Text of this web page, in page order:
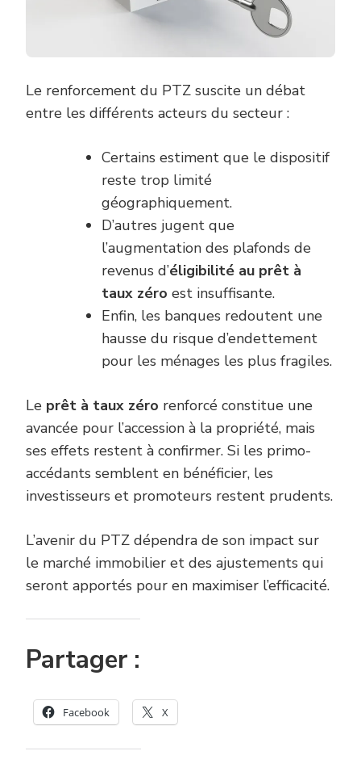
Le renforcement du PTZ suscite un débat
entre les différents acteurs du secteur :
Certains estiment que le dispositif
reste trop limité
géographiquement.
D’autres jugent que
l’augmentation des plafonds de
revenus d’éligibilité au prêt à
taux zéro est insuffisante.
Enfin, les banques redoutent une
hausse du risque d’endettement
pour les ménages les plus fragiles.
Le prêt à taux zéro renforcé constitue une
avancée pour l’accession à la propriété, mais
ses effets restent à confirmer. Si les primo-
accédants semblent en bénéficier, les
investisseurs et promoteurs restent prudents.
L’avenir du PTZ dépendra de son impact sur
le marché immobilier et des ajustements qui
seront apportés pour en maximiser l’efficacité.
Partager :
Facebook X